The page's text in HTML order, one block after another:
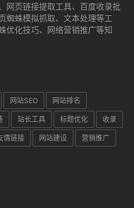
网页链接提取工具、百度收录批
蜘蛛模拟抓取、文本处理等工
优化技巧、网络营销推广等知
网站SEO 网站排名
站长工具 标题优化 收录
情链接 网站建设 营销推广